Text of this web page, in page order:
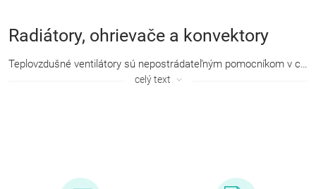
Radiátory, ohrievače a konvektory
Teplovzdušné ventilátorysú nepostrádateľným pomocníkom v chladnom počasí, kedy potrebujete zahriať a
celý text